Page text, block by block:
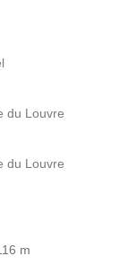
du Louvre
du Louvre
m